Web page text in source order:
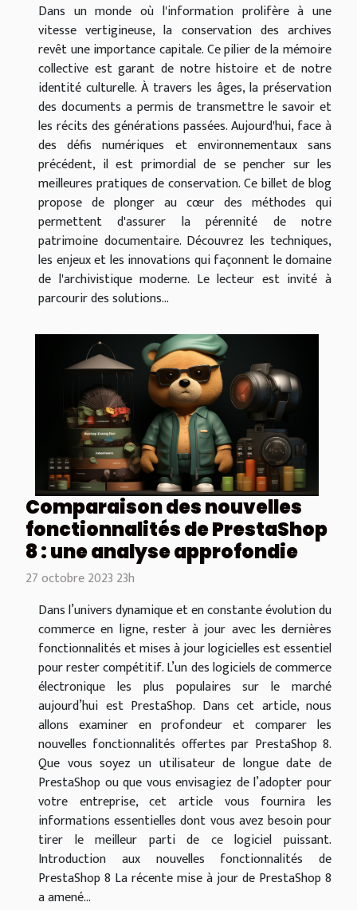
Dans un monde où l'information prolifère à une
vitesse vertigineuse, la conservation des archives
revêt une importance capitale. Ce pilier de la mémoire
collective est garant de notre histoire et de notre
identité culturelle. À travers les âges, la préservation
des documents a permis de transmettre le savoir et
les récits des générations passées. Aujourd'hui, face à
des défis numériques et environnementaux sans
précédent, il est primordial de se pencher sur les
meilleures pratiques de conservation. Ce billet de blog
propose de plonger au cœur des méthodes qui
permettent d'assurer la pérennité de notre
patrimoine documentaire. Découvrez les techniques,
les enjeux et les innovations qui façonnent le domaine
de l'archivistique moderne. Le lecteur est invité à
parcourir des solutions...
Comparaison des nouvelles
fonctionnalités de PrestaShop
8 : une analyse approfondie
27 octobre 2023 23h
Dans l’univers dynamique et en constante évolution du
commerce en ligne, rester à jour avec les dernières
fonctionnalités et mises à jour logicielles est essentiel
pour rester compétitif. L’un des logiciels de commerce
électronique les plus populaires sur le marché
aujourd’hui est PrestaShop. Dans cet article, nous
allons examiner en profondeur et comparer les
nouvelles fonctionnalités offertes par PrestaShop 8.
Que vous soyez un utilisateur de longue date de
PrestaShop ou que vous envisagiez de l’adopter pour
votre entreprise, cet article vous fournira les
informations essentielles dont vous avez besoin pour
tirer le meilleur parti de ce logiciel puissant.
Introduction aux nouvelles fonctionnalités de
PrestaShop 8 La récente mise à jour de PrestaShop 8
a amené...